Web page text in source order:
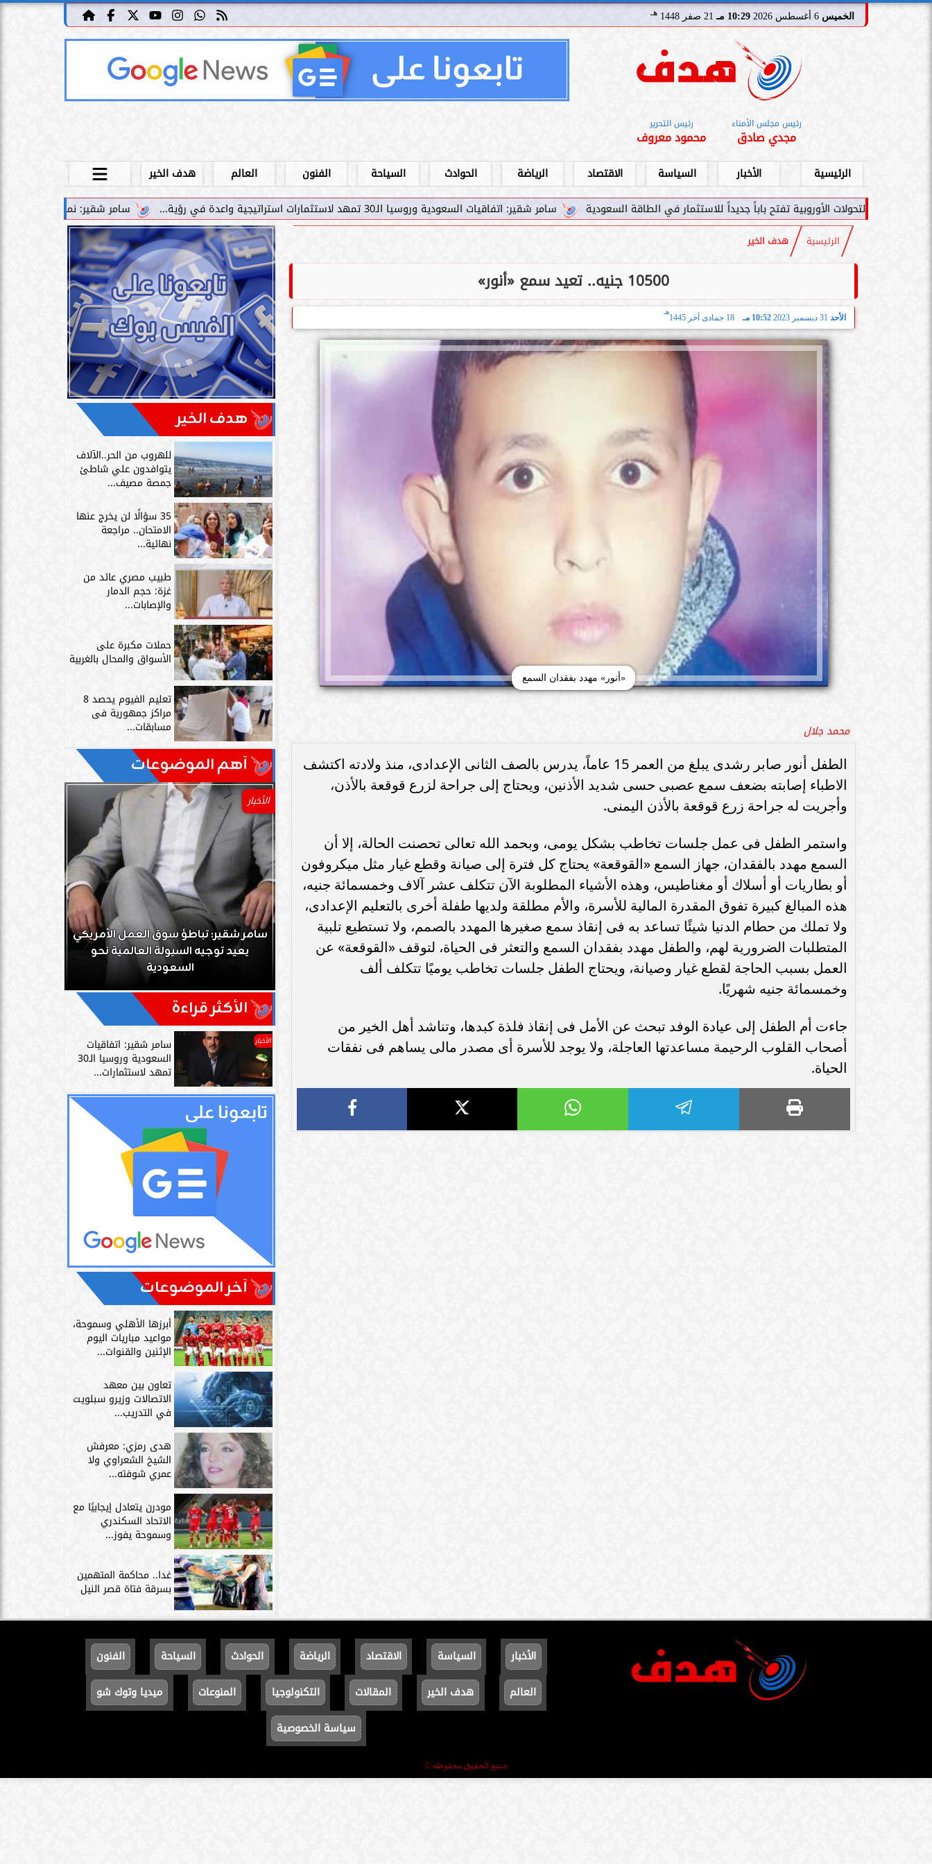
الخميس 10:29 مـ 21 صفر 1448 هـ
رئيس مجلس الأمناء
مجدي صادق
رئيس التحرير
محمود معروف
الرئيسية الأخبار السياسة الاقتصاد الرياضة الحوادث السياحة الفنون العالم
هدف الخير
سامر شقير: نمو صناديق الاستثمار الخاصة
سامر شقير: اتفاقيات السعودية وروسيا الـ30 تمهد لاستثمارات استراتيجية واعدة في رؤية... الأوروبية تفتح باباً جديداً للاستثمار في الطاقة السعودية
الرئيسية هدف الخير
10500 جنيه.. تعيد سمع «أنور»
الأحد 10:52 مـ 18 جمادى آخر 1445
هـ
«أنور» مهدد بفقدان السمع
محمد جلال
الطفل أنور صابر رشدى يبلغ من العمر 15 عاماً، يدرس بالصف الثانى الإعدادى، منذ ولادته اكتشف
الاطباء إصابته بضعف سمع عصبى حسى شديد الأذنين، ويحتاج إلى جراحة لزرع قوقعة بالأذن،
وأجريت له جراحة زرع قوقعة بالأذن اليمنى.
واستمر الطفل فى عمل جلسات تخاطب بشكل يومى، وبحمد الله تعالى تحصنت الحالة، إلا أن
السمع مهدد بالفقدان، جهاز السمع «القوقعة» يحتاج كل فترة إلى صيانة وقطع غيار مثل ميكروفون
أو بطاريات أو أسلاك أو مغناطيس، وهذه الأشياء المطلوبة الآن تتكلف عشر آلاف وخمسمائة جنيه،
هذه المبالغ كبيرة تفوق المقدرة المالية للأسرة، والأم مطلقة ولديها طفلة أخرى بالتعليم الإعدادى،
ولا تملك من حطام الدنيا شيئًا تساعد به فى إنقاذ سمع صغيرها المهدد بالصمم، ولا تستطيع تلبية
المتطلبات الضرورية لهم، والطفل مهدد بفقدان السمع والتعثر فى الحياة، لتوقف «القوقعة» عن
العمل بسبب الحاجة لقطع غيار وصيانة، ويحتاج الطفل جلسات تخاطب يوميًا تتكلف ألف
وخمسمائة جنيه شهريًا.
جاءت أم الطفل إلى عيادة الوفد تبحث عن الأمل فى إنقاذ فلذة كبدها، وتناشد أهل الخير من
أصحاب القلوب الرحيمة مساعدتها العاجلة، ولا يوجد للأسرة أى مصدر مالى يساهم فى نفقات
الحياة.
هدف الخير
للهروب من الحر..الآلاف
يتوافدون علي شاطئ
جمصة مصيف...
35 سؤالًا لن يخرج عنها
الامتحان.. مراجعة
نهائية...
طبيب مصري عائد من
غزة: حجم الدمار
والإصابات...
حملات مكبرة على
الأسواق والمحال بالغربية
تعليم الفيوم يحصد 8
مراكز جمهورية فى
مسابقات...
آهم الموضوعات
سامر شقير: اتفاقيات السعودية وروسيا
الـ30 تمهد لاستثمارات استراتيجية واعدة
في رؤية...
سامر شقير: التحولات الأوروبية تفتح باباً
جديداً للاستثمار في الطاقة السعودية
سامر شقير: ارتفاع استثمارات البنوك
السعودية يعكس متانة السيولة ويعزز
الاستقرار المالي
الأخبار
سامر شقير: تباطؤ سوق العمل الأمريكي
يعيد توجيه السيولة العالمية نحو
السعودية
الأكثر قراءة
الأخبار سامر شقير: اتفاقيات
السعودية وروسيا الـ30
تمهد لاستثمارات...
آخر الموضوعات
أبرزها الأهلي وسموحة،
مواعيد مباريات اليوم
الإثنين والقنوات...
تعاون بين معهد
الاتصالات وزيرو سبلويت
في التدريب...
هدى رمزي: معرفش
الشيخ الشعراوي ولا
عمري شوفته...
مودرن يتعادل إيجابيًا مع
الاتحاد السكندري
وسموحة يفوز...
غدا.. محاكمة المتهمين
بسرقة فتاة قصر النيل
الأخبار السياسة الاقتصاد الرياضة الحوادث السياحة
الفنون
العالم
هدف الخير المقالات التكنولوجيا المنوعات
ميديا وتوك شو
سياسة الخصوصية
جميع الحقوق محفوظة ©